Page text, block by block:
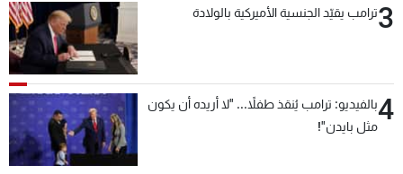
3ترامب يقيّد الجنسية الأميركية بالولادة
4بالفيديو: ترامب يُنقذ طفلاً... "لا أريده أن يكون
مثل بايدن"!